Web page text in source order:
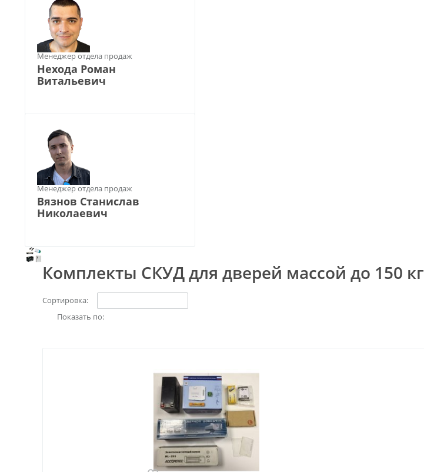
Менеджер отдела продаж
Нехода Роман
Витальевич
Менеджер отдела продаж
Вязнов Станислав
Николаевич
Комплекты СКУД для дверей массой до 150 кг
Сортировка:
Показать по: